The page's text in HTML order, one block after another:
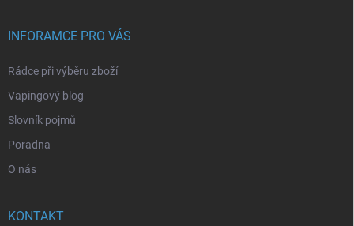
INFORAMCE PRO VÁS
Rádce při výběru zboží
Vapingový blog
Slovník pojmů
Poradna
O nás
KONTAKT